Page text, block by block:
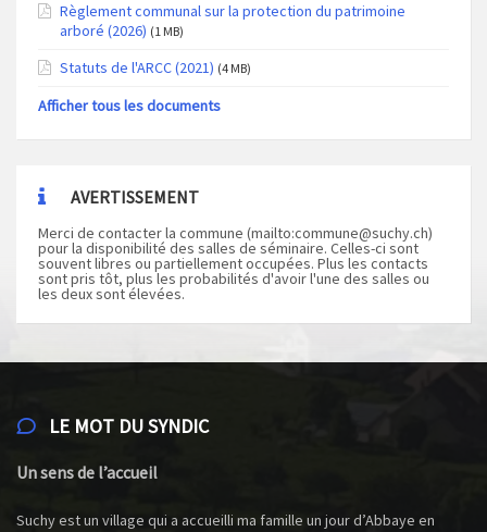
Règlement communal sur la protection du patrimoine
arboré (2026) (1 MB)
Statuts de l'ARCC (2021) (4 MB)
Afficher tous les documents
AVERTISSEMENT
Merci de contacter la commune (mailto:commune@suchy.ch)
pour la disponibilité des salles de séminaire. Celles-ci sont
souvent libres ou partiellement occupées. Plus les contacts
sont pris tôt, plus les probabilités d'avoir l'une des salles ou
les deux sont élevées.
LE MOT DU SYNDIC
Un sens de l’accueil
Suchy est un village qui a accueilli ma famille un jour d’Abbaye en